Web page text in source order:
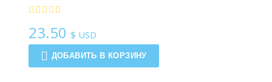
23.50$ USD
ДОБАВИТЬ В КОРЗИНУ